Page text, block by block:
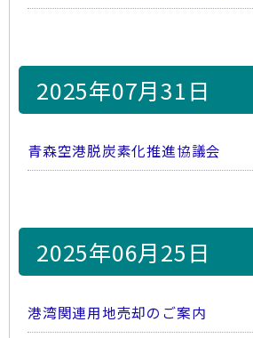
2025年07月31日
青森空港脱炭素化推進協議会
2025年06月25日
港湾関連用地売却のご案内